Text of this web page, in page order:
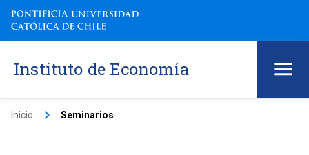
Instituto de Economía
Inicio keyboard_arrow_right Seminarios